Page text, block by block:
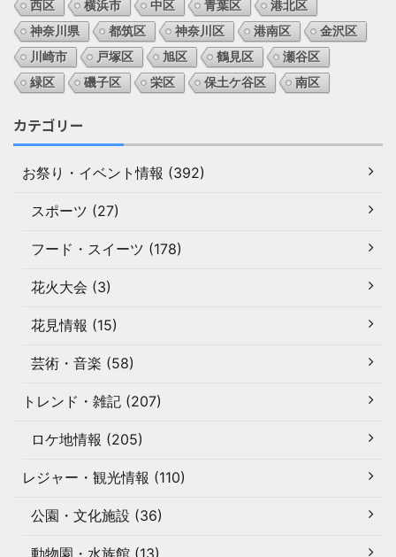
西区 横浜市 中区 青葉区
港北区
神奈川県
都筑区 神奈川区 港南区
金沢区
川崎市
戸塚区 旭区 鶴見区
瀬谷区
緑区
磯子区 栄区 保土ケ谷区 南区
カテゴリー
お祭り・イベント情報 (392)
スポーツ (27)
フード・スイーツ (178)
花火大会 (3)
花見情報 (15)
芸術・音楽 (58)
トレンド・雑記 (207)
ロケ地情報 (205)
レジャー・観光情報 (110)
公園・文化施設 (36)